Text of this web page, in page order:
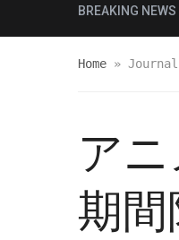
BREAKING NEWS
上、守護の「ハラール対
Home » Journal
ア
期